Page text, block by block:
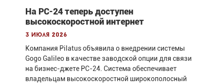
На PC-24 теперь доступен
высокоскоростной интернет
3 июля 2026
Компания Pilatus объявила о внедрении системы
Gogo Galileo в качестве заводской опции для связи
на бизнес-джете PC-24. Система обеспечивает
владельцам высокоскоростной широкополосный